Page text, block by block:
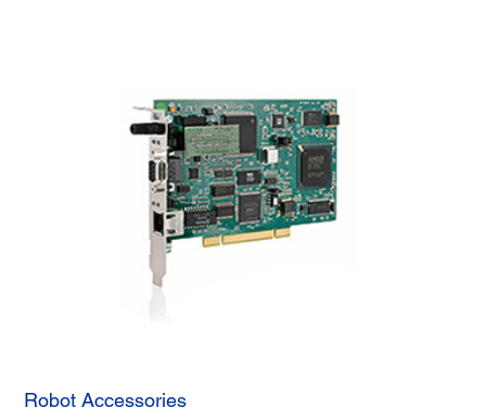
Robot Accessories